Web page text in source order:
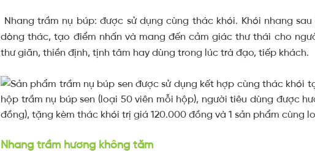
Nhang trầm nụ búp: được sử dụng cùng thác khói. Khói nhang
dòng thác, tạo điểm nhấn và mang đến cảm giác thư thái cho
thư giãn, thiền định, tịnh tâm hay dùng trong lúc trà đạo, tiếp khách.
Nhang trầm hương không tăm